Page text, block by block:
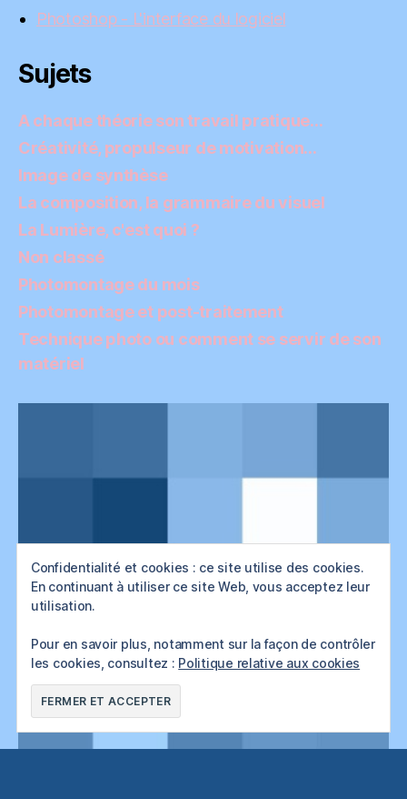
Photoshop - L'interface du logiciel
Sujets
A chaque théorie son travail pratique…
Créativité, propulseur de motivation…
Image de synthèse
La composition, la grammaire du visuel
La Lumière, c'est quoi ?
Non classé
Photomontage du mois
Photomontage et post-traitement
Technique photo ou comment se servir de son
matériel
Confidentialité et cookies : ce site utilise des cookies.
En continuant à utiliser ce site Web, vous acceptez leur
utilisation.
Pour en savoir plus, notamment sur la façon de contrôler
les cookies, consultez : Politique relative aux cookies